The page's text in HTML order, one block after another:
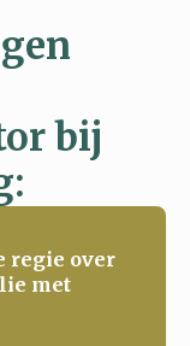
bij
regie over
met